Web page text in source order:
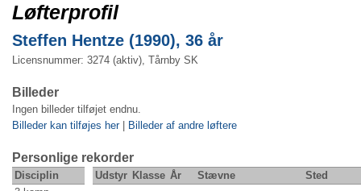
Løfterprofil
Steffen Hentze (1990), 36 år
Licensnummer: 3274 (aktiv), Tårnby SK
Billeder
Ingen billeder tilføjet endnu.
Billeder kan tilføjes her| Billeder af andre løftere
Personlige rekorder
Disciplin Udstyr Klasse År Stævne
Sted